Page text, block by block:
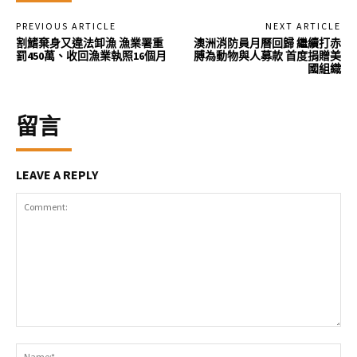
PREVIOUS ARTICLE
割鰭棄身又違法卸漁 漁業署重
罰450萬、收回漁業執照16個月
NEXT ARTICLE
澳洲消防員月曆回歸 繼續打赤
膊為動物與人募款 首度捐贈美
國組織
留言
LEAVE A REPLY